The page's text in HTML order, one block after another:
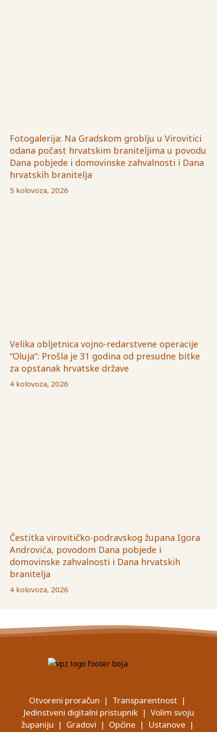
Fotogalerija: Na Gradskom groblju u Virovitici
odana počast hrvatskim braniteljima u povodu
Dana pobjede i domovinske zahvalnosti i Dana
hrvatskih branitelja
5 kolovoza, 2026
Velika obljetnica vojno-redarstvene operacije
“Oluja”: Prošla je 31 godina od presudne bitke
za opstanak hrvatske države
4 kolovoza, 2026
Čestitka virovitičko-podravskog župana Igora
Androvića, povodom Dana pobjede i
domovinske zahvalnosti i Dana hrvatskih
branitelja
4 kolovoza, 2026
Otvoreni proračun | Transparentnost |
Jedinstveni digitalni pristupnik| Volim svoju
županiju | Gradovi | Općine | Ustanove |